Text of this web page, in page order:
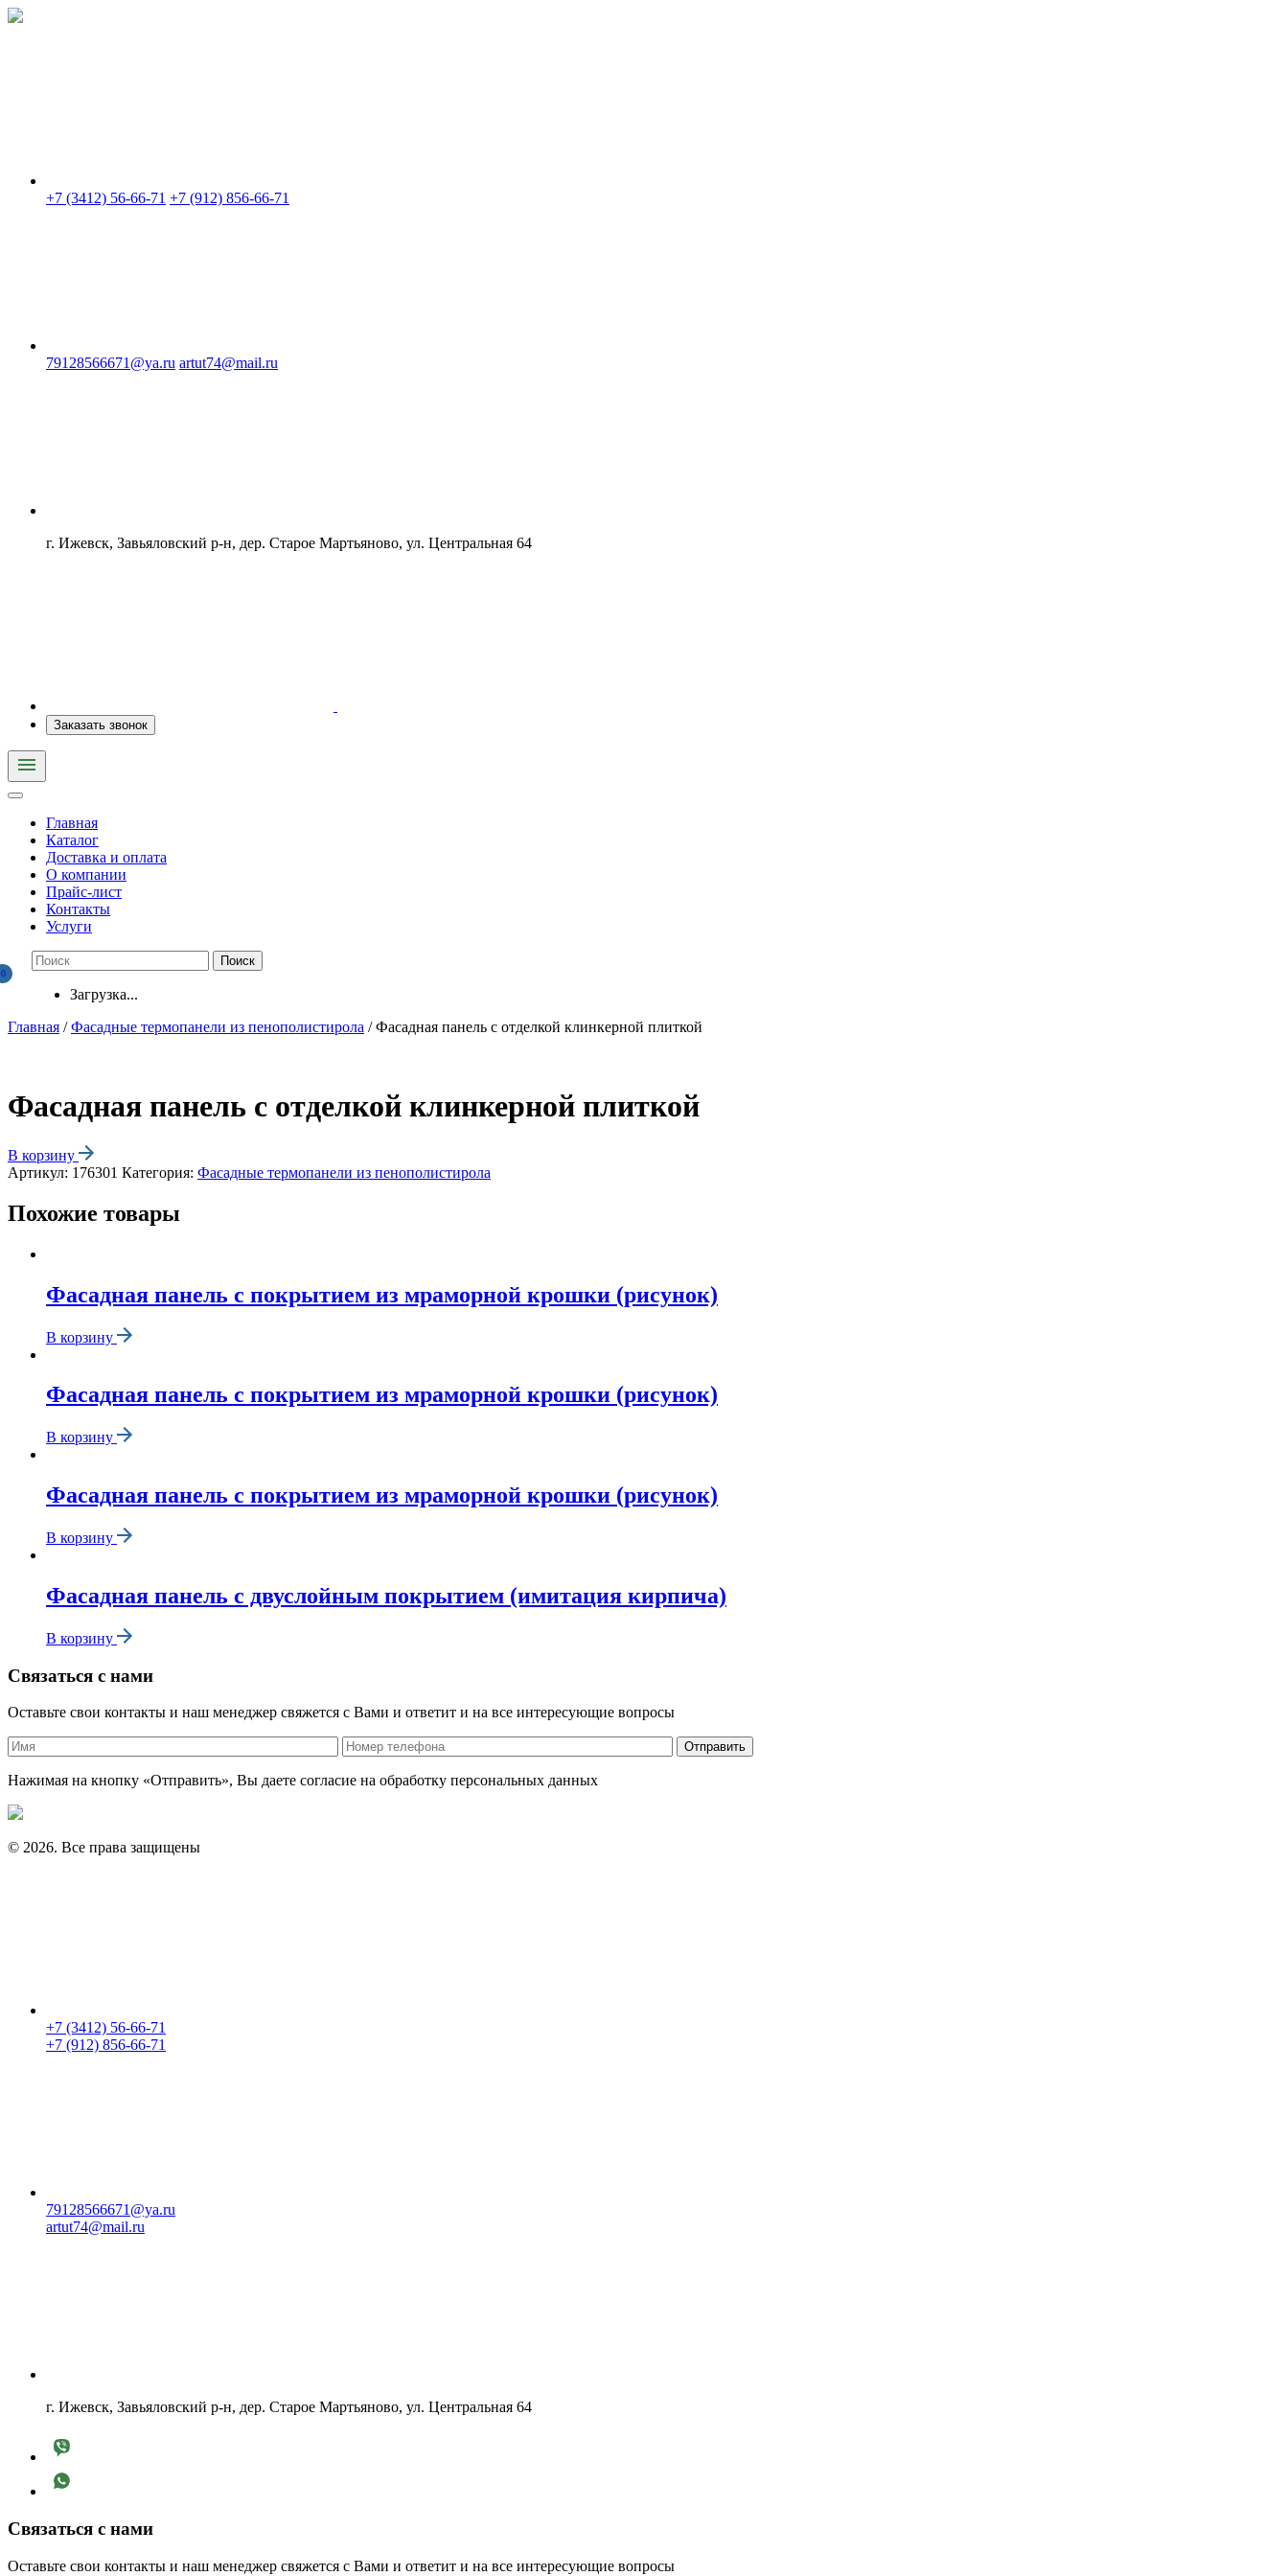
Skip
+7 (3412) 56-66-71 +7 (912) 856-66-71
79128566671@ya.ru artut74@mail.ru
г. Ижевск, Завьяловский р-н, дер. Старое Мартьяново, ул. Центральная 64
Заказать звонок
Главная
Каталог
Доставка и оплата
О компании
Прайс-лист
Контакты
Услуги
0
Загрузка...
Главная /Фасадные термопанели из пенополистирола / Фасадная панель с отделкой клинкерной плиткой
Фасадная панель с отделкой клинкерной плиткой
В корзину
Артикул: 176301 Категория: Фасадные термопанели из пенополистирола
Похожие товары
Фасадная панель с покрытием из мраморной крошки (рисунок)
В корзину
Фасадная панель с покрытием из мраморной крошки (рисунок)
В корзину
Фасадная панель с покрытием из мраморной крошки (рисунок)
В корзину
Фасадная панель с двуслойным покрытием (имитация кирпича)
В корзину
Связаться с нами
Оставьте свои контакты и наш менеджер свяжется с Вами и ответит и на все интересующие вопросы
Нажимая на кнопку «Отправить», Вы даете согласие на обработку персональных данных
© 2026. Все права защищены
+7 (3412) 56-66-71
+7 (912) 856-66-71
79128566671@ya.ru
artut74@mail.ru
г. Ижевск, Завьяловский р-н, дер. Старое Мартьяново, ул. Центральная 64
Связаться с нами
Оставьте свои контакты и наш менеджер свяжется с Вами и ответит и на все интересующие вопросы